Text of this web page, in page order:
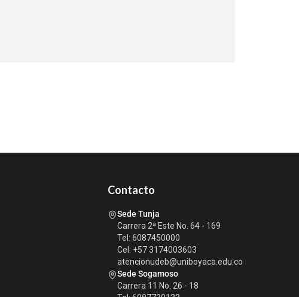
Contacto
Sede Tunja
Carrera 2ª Este No. 64 - 169
Tel: 6087450000
Cel: +57 3174003603
atencionudeb@uniboyaca.edu.co
Sede Sogamoso
Carrera 11 No. 26 - 18